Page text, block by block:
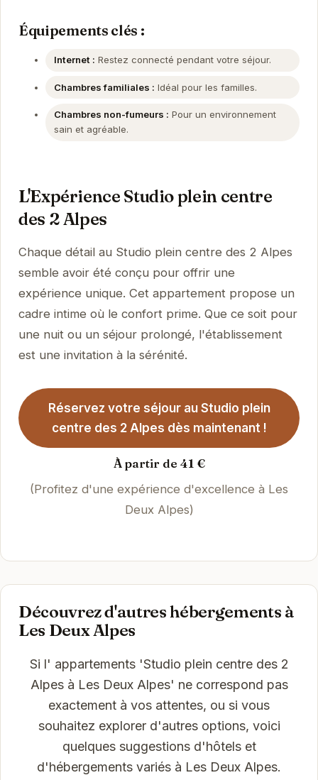
Équipements clés :
Internet : Restez connecté pendant votre séjour.
Chambres familiales : Idéal pour les familles.
Chambres non-fumeurs : Pour un environnement
sain et agréable.
L'Expérience Studio plein centre
des 2 Alpes
Chaque détail au Studio plein centre des 2 Alpes
semble avoir été conçu pour offrir une
expérience unique. Cet appartement propose un
cadre intime où le confort prime. Que ce soit pour
une nuit ou un séjour prolongé, l'établissement
est une invitation à la sérénité.
Réservez votre séjour au Studio plein
centre des 2 Alpes dès maintenant !
À partir de 41 €
(Profitez d'une expérience d'excellence à Les
Deux Alpes)
Découvrez d'autres hébergements à
Les Deux Alpes
Si l' appartements 'Studio plein centre des 2
Alpes à Les Deux Alpes' ne correspond pas
exactement à vos attentes, ou si vous
souhaitez explorer d'autres options, voici
quelques suggestions d'hôtels et
d'hébergements variés à Les Deux Alpes.